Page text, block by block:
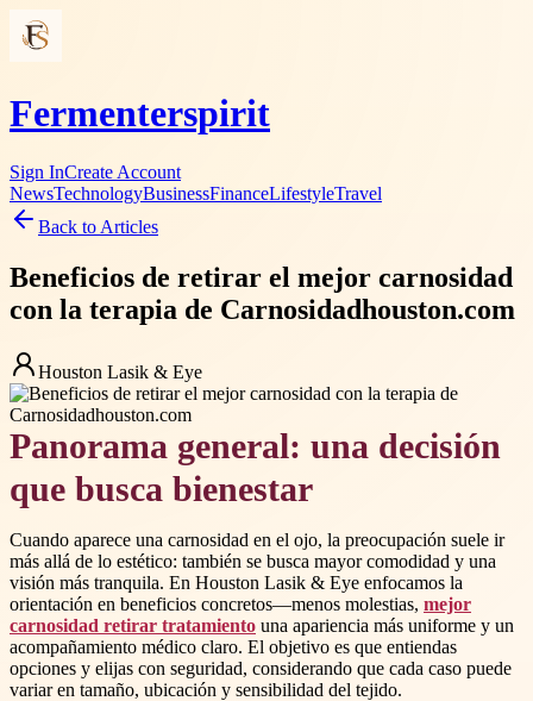
Fermenterspirit
Sign InCreate Account
NewsTechnologyBusinessFinanceLifestyleTravel
Back to Articles
Beneficios de retirar el mejor carnosidad
con la terapia de Carnosidadhouston.com
Houston Lasik & Eye
Panorama general: una decisión
que busca bienestar
Cuando aparece una carnosidad en el ojo, la preocupación suele ir
más allá de lo estético: también se busca mayor comodidad y una
visión más tranquila. En Houston Lasik & Eye enfocamos la
orientación en beneficios concretos—menos molestias, mejor
carnosidad retirar tratamiento una apariencia más uniforme y un
acompañamiento médico claro. El objetivo es que entiendas
opciones y elijas con seguridad, considerando que cada caso puede
variar en tamaño, ubicación y sensibilidad del tejido.